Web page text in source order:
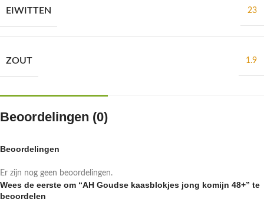
EIWITTEN 23
ZOUT 1.9
Beoordelingen (0)
Beoordelingen
Er zijn nog geen beoordelingen.
Wees de eerste om “AH Goudse kaasblokjes jong komijn 48+” te
beoordelen